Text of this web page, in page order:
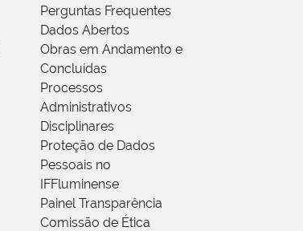
Perguntas Frequentes
Dados Abertos
Obras em Andamento e
Concluídas
Processos
Administrativos
Disciplinares
Proteção de Dados
Pessoais no
IFFluminense
Painel Transparência
Comissão de Ética